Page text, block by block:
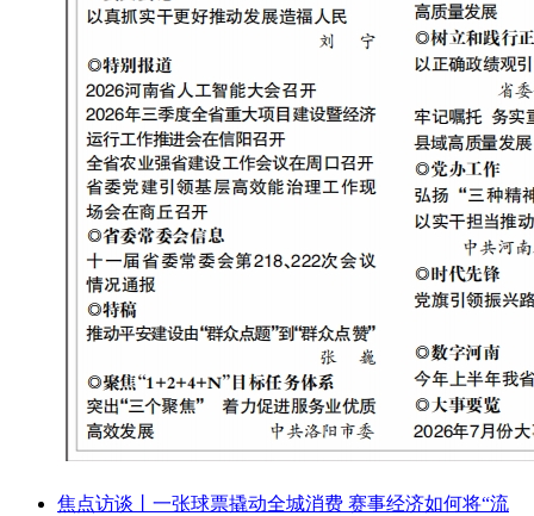
焦点访谈丨一张球票撬动全城消费 赛事经济如何将“流